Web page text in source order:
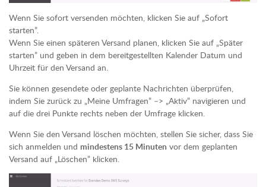
Wenn Sie sofort versenden möchten, klicken Sie auf „Sofort
starten”.
Wenn Sie einen späteren Versand planen, klicken Sie auf „Später
starten” und geben in dem bereitgestellten Kalender Datum und
Uhrzeit für den Versand an.
Sie können gesendete oder geplante Nachrichten überprüfen,
indem Sie zurück zu „Meine Umfragen” –> „Aktiv” navigieren und
auf die drei Punkte rechts neben der Umfrage klicken.
Wenn Sie den Versand löschen möchten, stellen Sie sicher, dass Sie
sich anmelden und mindestens 15 Minuten vor dem geplanten
Versand auf „Löschen” klicken.